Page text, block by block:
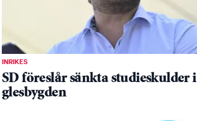
INRIKES
SD föreslår sänkta studieskulder i
glesbygden